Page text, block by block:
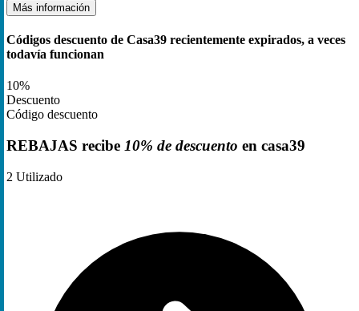
Más información
Códigos descuento de Casa39 recientemente expirados, a veces
todavía funcionan
10%
Descuento
Código descuento
REBAJAS recibe 10% de descuento en casa39
2 Utilizado